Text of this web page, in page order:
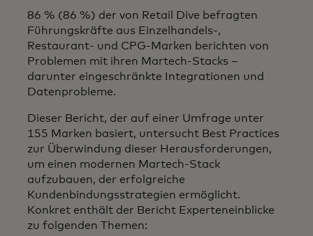
86 % (86 %) der von Retail Dive befragten
Führungskräfte aus Einzelhandels-,
Restaurant- und CPG-Marken berichten von
Problemen mit ihren Martech-Stacks –
darunter eingeschränkte Integrationen und
Datenprobleme.
Dieser Bericht, der auf einer Umfrage unter
155 Marken basiert, untersucht Best Practices
zur Überwindung dieser Herausforderungen,
um einen modernen Martech-Stack
aufzubauen, der erfolgreiche
Kundenbindungsstrategien ermöglicht.
Konkret enthält der Bericht Experteneinblicke
zu folgenden Themen: